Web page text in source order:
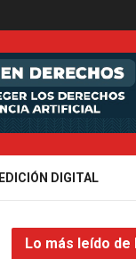
EDICIÓN DIGITAL
Lo más leído de